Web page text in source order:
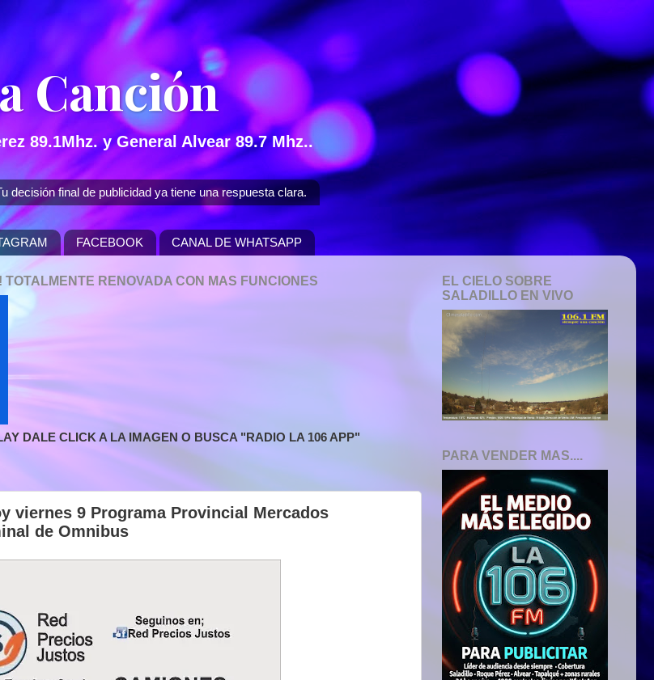
Canción
89.1Mhz. y General Alvear 89.7 Mhz..
final de publicidad ya tiene una respuesta clara.
FACEBOOK CANAL DE WHATSAPP
RENOVADA CON MAS FUNCIONES
DALE CLICK A LA IMAGEN O BUSCA "RADIO LA 106 APP"
viernes 9 Programa Provincial Mercados
de Omnibus
EL CIELO SOBRE
SALADILLO EN VIVO
PARA VENDER MAS....